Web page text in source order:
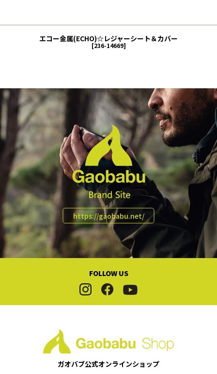
エコー金属(ECHO)☆レジャーシート＆カバー
[236-14669]
https://gaobabu.net/
FOLLOW US
ガオバブ公式オンラインショップ